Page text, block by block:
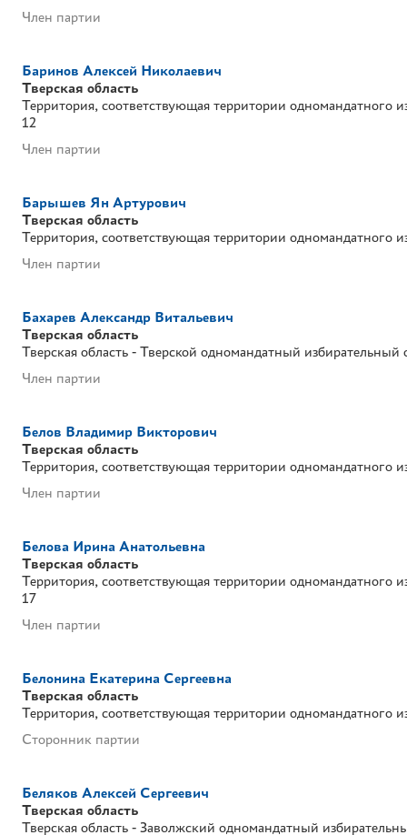
Член партии
Баринов Алексей Николаевич
Тверская область
Территория, соответствующая территории
12
Член партии
Барышев Ян Артурович
Тверская область
Территория, соответствующая территории
Член партии
Бахарев Александр Витальевич
Тверская область
Тверская область - Тверской одномандатный
Член партии
Белов Владимир Викторович
Тверская область
Территория, соответствующая территории
Член партии
Белова Ирина Анатольевна
Тверская область
Территория, соответствующая территории
17
Член партии
Белонина Екатерина Сергеевна
Тверская область
Территория, соответствующая территории
Сторонник партии
Беляков Алексей Сергеевич
Тверская область
Тверская область - Заволжский одномандатный